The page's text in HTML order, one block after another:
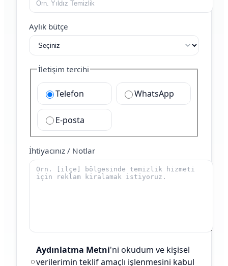
Aylık bütçe
İletişim tercihi
Telefon WhatsApp
E-posta
İhtiyacınız / Notlar
Aydınlatma Metni'ni okudum ve kişisel
verilerimin teklif amaçlı işlenmesini kabul